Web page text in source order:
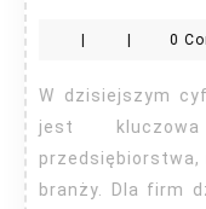
| | 0
W dzisiejszym cyfrowym świecie obecność online
jest
przedsiębiorstwa,
branży. Dla firm